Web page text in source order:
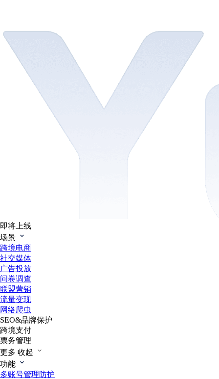
即将上线
场景
跨境电商
社交媒体
广告投放
问卷调查
联盟营销
流量变现
网络爬虫
SEO&品牌保护
跨境支付
票务管理
更多 收起
功能
多账号管理防护